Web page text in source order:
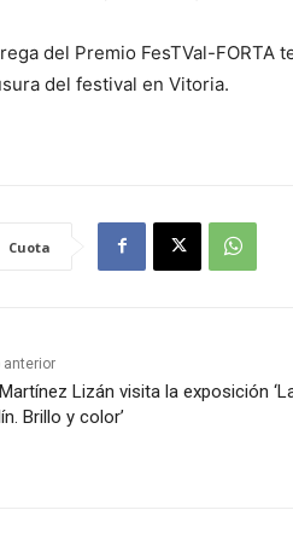
del Premio FesTVal-FORTA
del festival en Vitoria.
Cuota
anterior
Lizán visita la exposición
Brillo y color’